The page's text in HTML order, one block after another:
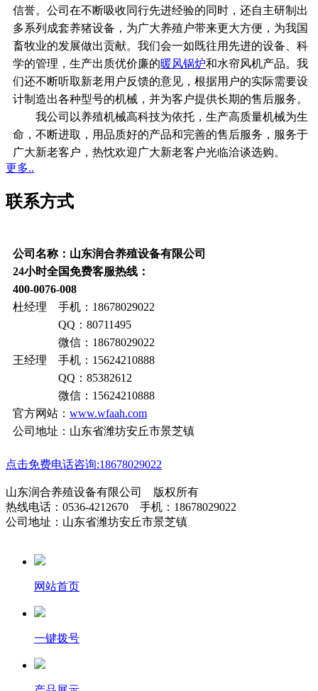
信誉。公司在不断吸收同行先进经验的同时，还自主研制出
多系列成套养猪设备，为广大养殖户带来更大方便，为我国
畜牧业的发展做出贡献。我们会一如既往用先进的设备、科
学的管理，生产出质优价廉的暖风锅炉和水帘风机产品。我
们还不断听取新老用户反馈的意见，根据用户的实际需要设
计制造出各种型号的机械，并为客户提供长期的售后服务。
我公司以养殖机械高科技为依托，生产高质量机械为生
命，不断进取，用品质好的产品和完善的售后服务，服务于
广大新老客户，热忱欢迎广大新老客户光临洽谈选购。
更多..
联系方式
公司名称：山东润合养殖设备有限公司
24小时全国免费客服热线：
400-0076-008
杜经理 手机：18678029022
QQ：80711495
微信：18678029022
王经理 手机：15624210888
QQ：85382612
微信：15624210888
官方网站： www.wfaah.com
公司地址：山东省潍坊安丘市景芝镇
点击免费电话咨询:18678029022
山东润合养殖设备有限公司 版权所有
热线电话：0536-4212670 手机：18678029022
公司地址：山东省潍坊安丘市景芝镇
网站首页
一键拨号